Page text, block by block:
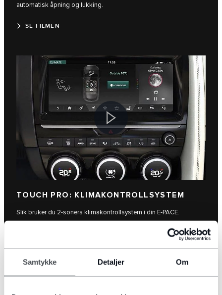
Samtykke Detaljer Om
automatisk åpning og lukking.
SE FILMEN
TOUCH PRO: KLIMAKONTROLLSYSTEM
Slik bruker du 2-soners klimakontrollsystem i din E-PACE.